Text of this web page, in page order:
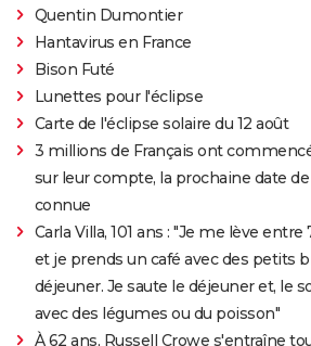
Quentin Dumontier
Hantavirus en France
Bison Futé
Lunettes pour l'éclipse
Carte de l'éclipse solaire du 12 août
3 millions de Français ont
sur leur compte, la prochaine date
connue
Carla Villa, 101 ans : "Je me lève
et je prends un café avec des petits
déjeuner. Je saute le déjeuner et, le
avec des légumes ou du poisson"
À 62 ans, Russell Crowe s'entraîne